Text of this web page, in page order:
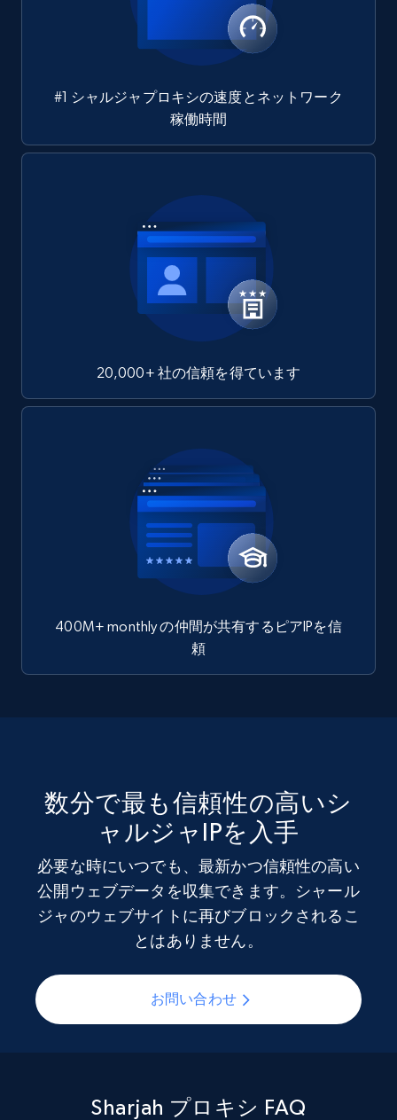
#1 シャルジャプロキシの速度とネットワーク
稼働時間
20,000+ 社の信頼を得ています
400M+ monthly の仲間が共有するピアIPを信
頼
数分で最も信頼性の高いシ
ャルジャIPを入手
必要な時にいつでも、最新かつ信頼性の高い
公開ウェブデータを収集できます。シャール
ジャのウェブサイトに再びブロックされるこ
とはありません。
お問い合わせ
Sharjah プロキシ FAQ